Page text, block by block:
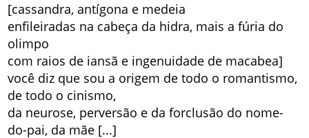
[cassandra, antígona e medeia
enfileiradas na cabeça da hidra, mais a fúria do
olimpo
com raios de iansã e ingenuidade de macabea]
você diz que sou a origem de todo o romantismo,
de todo o cinismo,
da neurose, perversão e da forclusão do nome-
do-pai, da mãe [...]